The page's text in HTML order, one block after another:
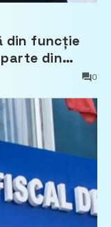
din funcție
din
0